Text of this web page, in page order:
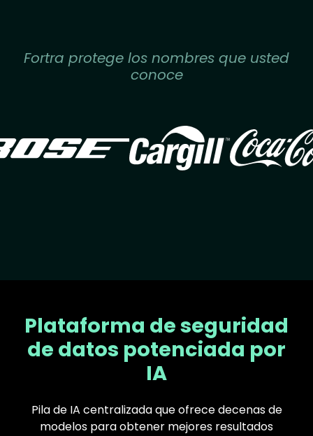
Fortra protege los nombres que usted
conoce
Image
Plataforma de seguridad
de datos potenciada por
IA
Pila de IA centralizada que ofrece decenas de
modelos para obtener mejores resultados